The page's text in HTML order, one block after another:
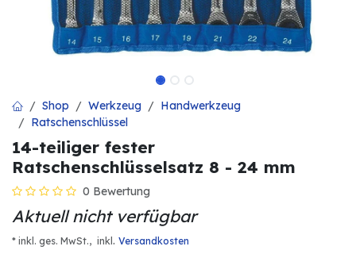
Shop Werkzeug
Handwerkzeug
Ratschenschlüssel
14-teiliger fester
Ratschenschlüsselsatz 8 - 24 mm
0 Bewertung
Aktuell nicht verfügbar
* inkl. ges. MwSt., inkl . Versandkosten